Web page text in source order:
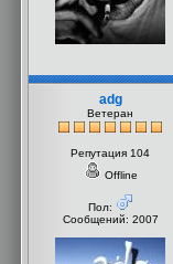
adg
Ветеран
Репутация 104
Offline
Пол:
Сообщений: 2007